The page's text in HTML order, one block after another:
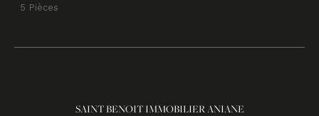
5 Pièces
SAINT BENOIT IMMOBILIER ANIANE